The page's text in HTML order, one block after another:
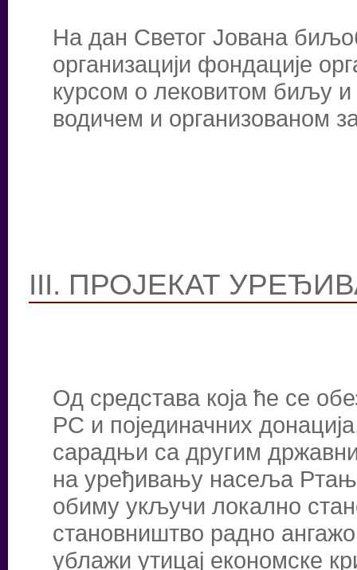
На дан Светог Јована
организацији фондације
курсом о лековитом биљу
водичем и организованом
III. ПРОЈЕКАТ
Од средстава која ће се
РС и појединачних
сарадњи са другим
на уређивању насеља
обиму укључи локално
становништво радно
ублажи утицај економске